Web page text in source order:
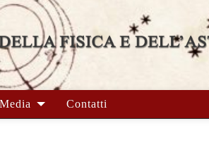
Media Contatti